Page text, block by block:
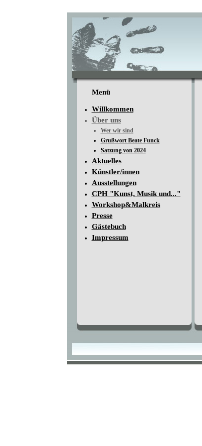
Menü
Willkommen
Über uns
Wer wir sind
Grußwort Beate Funck
Satzung von 2024
Aktuelles
Künstler/innen
Ausstellungen
CPH "Kunst, Musik und..."
Workshop&Malkreis
Presse
Gästebuch
Impressum